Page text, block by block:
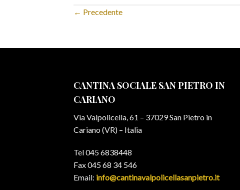
← Precedente
CANTINA SOCIALE SAN PIETRO IN
CARIANO
Via Valpolicella, 61 – 37029 San Pietro in
Cariano (VR) – Italia
Tel 045 6838448
Fax 045 68 34 546
Email: info@cantinavalpolicellasanpietro.it